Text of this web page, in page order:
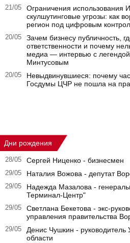
21/05
Ограничения использования
скулшутинговые угрозы: как
регион под цифровым
20/05
Зачем бизнесу публичность,
ответственности и почему
медиа — интервью с
Минтусовым
20/05
Невыдвинувшиеся: почему
Госдумы ЦЧР не пошла на
Дни рождения
28/05 Сергей Ниценко - бизнесмен
29/05 Наталия Вожова - депутат
29/05
Надежда Мазалова -
Терминал-Центр"
29/05
Светлана Бекетова - экс-
управления правительства
29/05
Денис Чушкин -
области